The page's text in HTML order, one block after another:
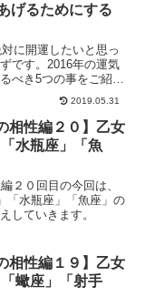
げるためにする
に開運したいと思っ
です。2016年の運気
べき5つの事をご紹介
て実行すれば、必ず
てます。皆様の運気
すように。
2019.05.31
相性編２０】乙女
水瓶座」「魚
２０回目の今回は、
「水瓶座」「魚座」の
していきます。
相性編１９】乙女
蠍座」「射手